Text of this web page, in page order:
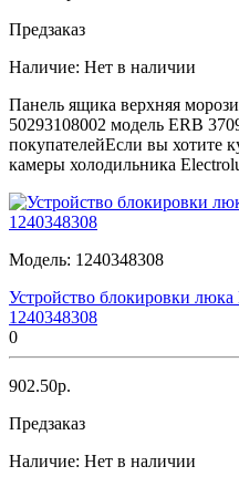
Предзаказ
Наличие: Нет в наличии
Панель ящика верхняя
50293108002 модель ERB
покупателейЕсли вы хотите
камеры холодильника
Модель: 1240348308
Устройство блокировки
1240348308
0
902.50р.
Предзаказ
Наличие: Нет в наличии